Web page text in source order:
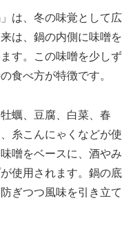
は、冬の味覚として広
は、鍋の内側に味噌を
す。この味噌を少しず
食べ方が特徴です。
蠣、豆腐、白菜、春
糸こんにゃくなどが使
噌をベースに、酒やみ
使用されます。鍋の底
ぎつつ風味を引き立て